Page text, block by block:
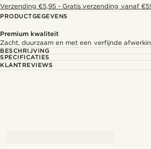
Verzending €5,95 - Gratis verzending vanaf
PRODUCTGEGEVENS
Premium kwaliteit
Zacht, duurzaam en met een verfijnde
BESCHRIJVING
SPECIFICATIES
KLANTREVIEWS